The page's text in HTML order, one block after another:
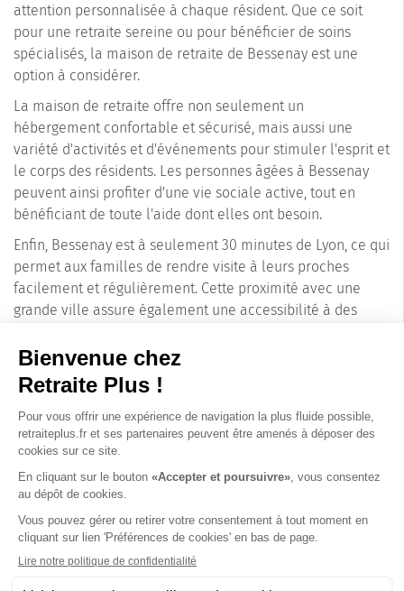
attention personnalisée à chaque résident. Que ce soit
pour une retraite sereine ou pour bénéficier de soins
spécialisés, la maison de retraite de Bessenay est une
option à considérer.
La maison de retraite offre non seulement un
hébergement confortable et sécurisé, mais aussi une
variété d'activités et d'événements pour stimuler l'esprit et
le corps des résidents. Les personnes âgées à Bessenay
peuvent ainsi profiter d'une vie sociale active, tout en
bénéficiant de toute l'aide dont elles ont besoin.
Enfin, Bessenay est à seulement 30 minutes de Lyon, ce qui
permet aux familles de rendre visite à leurs proches
facilement et régulièrement. Cette proximité avec une
grande ville assure également une accessibilité à des
Vivre à Bessenay, c'est choisir un mode de vie paisible et
sécurisé pour les seniors. Entre les beautés naturelles des
communauté et les services d'une maison de retraite de
qualité, Bessenay est indéniablement un excellent choix
pour une retraite paisible et épanouissante.